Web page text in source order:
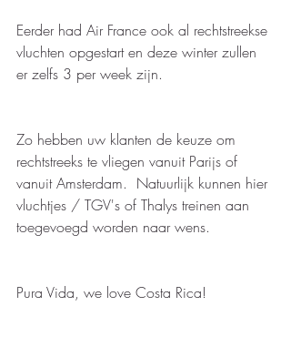
Eerder had Air France ook al rechtstreekse
vluchten opgestart en deze winter zullen
er zelfs 3 per week zijn.
Zo hebben uw klanten de keuze om
rechtstreeks te vliegen vanuit Parijs of
vanuit Amsterdam.  Natuurlijk kunnen hier
vluchtjes / TGV's of Thalys treinen aan
toegevoegd worden naar wens.
Pura Vida, we love Costa Rica!